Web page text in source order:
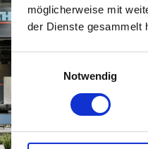
möglicherweise mit
der Dienste gesammelt
Notwendig